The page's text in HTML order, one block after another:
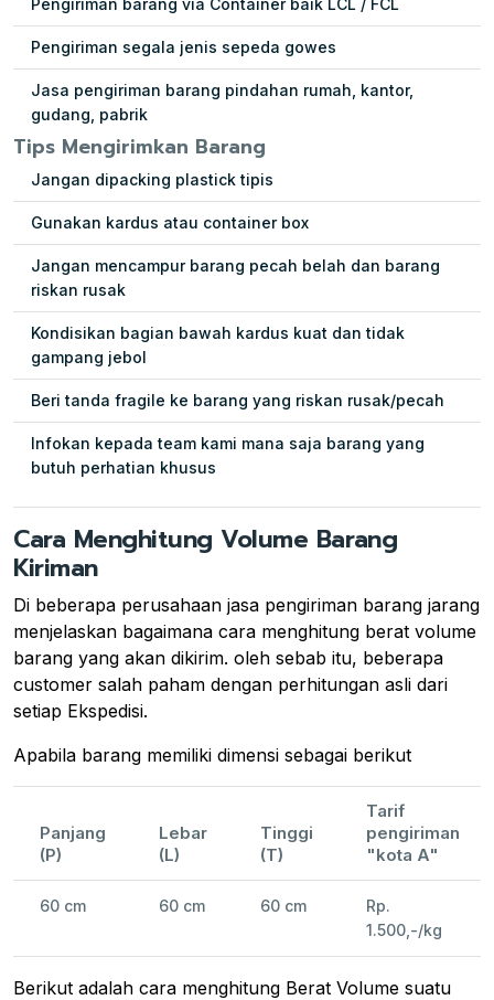
Pengiriman barang via Container baik LCL / FCL
Pengiriman segala jenis sepeda gowes
Jasa pengiriman barang pindahan rumah, kantor,
gudang, pabrik
Tips Mengirimkan Barang
Jangan dipacking plastick tipis
Gunakan kardus atau container box
Jangan mencampur barang pecah belah dan barang
riskan rusak
Kondisikan bagian bawah kardus kuat dan tidak
gampang jebol
Beri tanda fragile ke barang yang riskan rusak/pecah
Infokan kepada team kami mana saja barang yang
butuh perhatian khusus
Cara Menghitung Volume Barang
Kiriman
Di beberapa perusahaan jasa pengiriman barang jarang
menjelaskan bagaimana cara menghitung berat volume
barang yang akan dikirim. oleh sebab itu, beberapa
customer salah paham dengan perhitungan asli dari
setiap Ekspedisi.
Apabila barang memiliki dimensi sebagai berikut
Panjang
(P)
Lebar
(L)
Tinggi
(T)
Tarif
pengiriman
"kota A"
60 cm 60 cm 60 cm
Rp.
1.500,-/kg
Berikut adalah cara menghitung Berat Volume suatu